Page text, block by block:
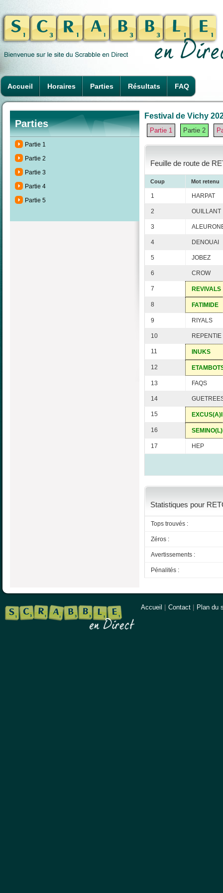
Accueil Horaires Parties Résultats FAQ
Parties
Partie 1
Partie 2
Partie 3
Partie 4
Partie 5
Festival de Vichy
Partie 1 Partie 2
Feuille de route de
Coup Mot retenu
1 HARPAT
2 OUILLANT
3
4 DENOUAI
5 JOBEZ
6 CROW
7 REVIVALS
8 FATIMIDE
9 RIYALS
10 REPENTIE
11 INUKS
12
13 FAQS
14
15 EXCUS(A)I
16
17 HEP
Statistiques pour
Tops trouvés :
Zéros :
Avertissements :
Pénalités :
Accueil Contact Plan du